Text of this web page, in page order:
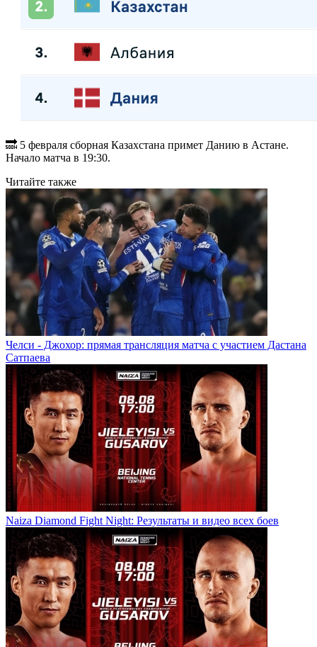
🔜 5 февраля сборная Казахстана примет Данию в Астане.
Начало матча в 19:30.
Читайте также
Челси - Джохор: прямая трансляция матча с участием Дастана
Сатпаева
Naiza Diamond Fight Night: Результаты и видео всех боев